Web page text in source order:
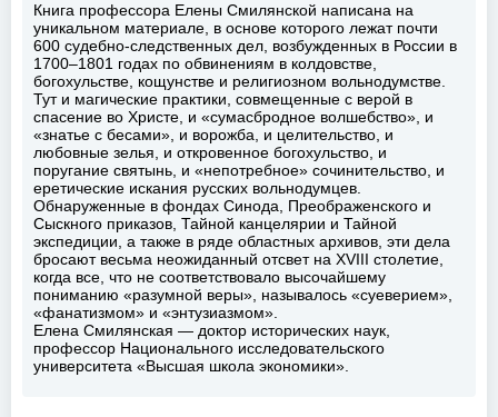
Книга профессора Елены Смилянской написана на
уникальном материале, в основе которого лежат почти
600 судебно-следственных дел, возбужденных в России в
1700–1801 годах по обвинениям в колдовстве,
богохульстве, кощунстве и религиозном вольнодумстве.
Тут и магические практики, совмещенные с верой в
спасение во Христе, и «сумасбродное волшебство», и
«знатье с бесами», и ворожба, и целительство, и
любовные зелья, и откровенное богохульство, и
поругание святынь, и «непотребное» сочинительство, и
еретические искания русских вольнодумцев.
Обнаруженные в фондах Синода, Преображенского и
Сыскного приказов, Тайной канцелярии и Тайной
экспедиции, а также в ряде областных архивов, эти дела
бросают весьма неожиданный отсвет на XVIII столетие,
когда все, что не соответствовало высочайшему
пониманию «разумной веры», называлось «суеверием»,
«фанатизмом» и «энтузиазмом».
Елена Смилянская — доктор исторических наук,
профессор Национального исследовательского
университета «Высшая школа экономики».